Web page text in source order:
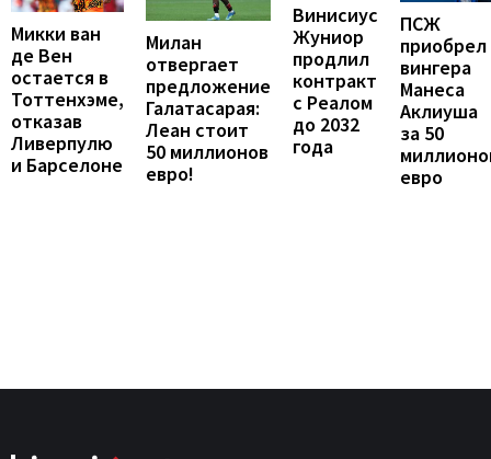
Микки ван
де Вен
остается в
Тоттенхэме,
отказав
Ливерпулю
и Барселоне
Милан
отвергает
предложение
Галатасарая:
Леан стоит
50 миллионов
евро!
Винисиус
Жуниор
продлил
контракт
с Реалом
до 2032
года
ПСЖ
приобрел
вингера
Манеса
Аклиуша
за 50
евро